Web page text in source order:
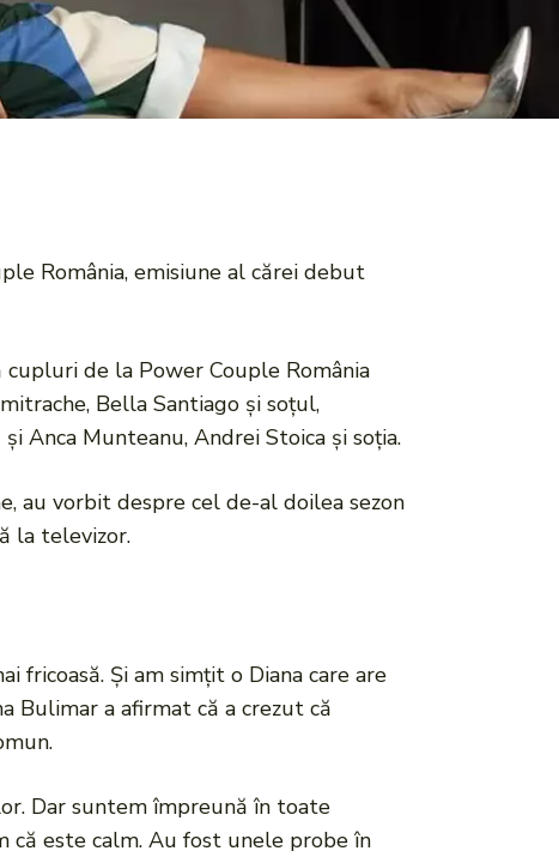
România, emisiune al cărei debut
de la Power Couple România
Bella Santiago și soțul,
Anca Munteanu, Andrei Stoica și soția.
au vorbit despre cel de-al doilea sezon
la televizor.
fricoasă. Și am simțit o Diana care are
Bulimar a afirmat că a crezut că
Dar suntem împreună în toate
că este calm. Au fost unele probe în